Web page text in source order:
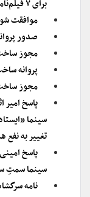
برای ۷ فیلم‌‌نامه صادر شد
موافقت
صدور پروانه
مجوز
پروانه
مجوز ساخت
پاسخ امیر
سینما
تغییر به
پاسخ
سینما سمتِ
نامه